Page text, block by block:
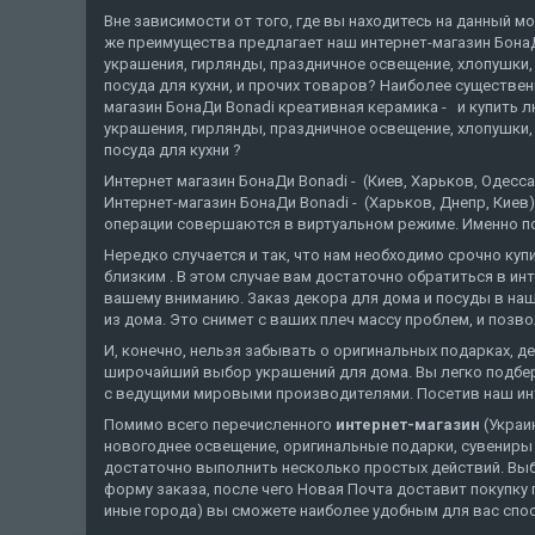
Вне зависимости от того, где вы находитесь на данный
же преимущества предлагает наш интернет-магазин
украшения, гирлянды, праздничное освещение,
посуда для кухни, и прочих товаров? Наиболее
магазин БонаДи Bonadi креативная керамика - и
украшения, гирлянды, праздничное освещение,
посуда для кухни ?
Интернет магазин БонаДи Bonadi - (Киев, Харьков,
Интернет-магазин БонаДи Bonadi - (Харьков, Днепр,
операции совершаются в виртуальном режиме. Именно
Нередко случается и так, что нам необходимо срочно
близким . В этом случае вам достаточно обратиться в
вашему вниманию. Заказ декора для дома и посуды в
из дома. Это снимет с ваших плеч массу проблем, и
И, конечно, нельзя забывать о оригинальных подарках,
широчайший выбор украшений для дома. Вы легко
с ведущими мировыми производителями. Посетив наш
Помимо всего перечисленного интернет-магазин
новогоднее освещение, оригинальные подарки,
достаточно выполнить несколько простых действий.
форму заказа, после чего Новая Почта доставит
иные города) вы сможете наиболее удобным для вас